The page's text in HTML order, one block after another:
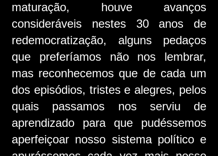
maturação, houve avanços
consideráveis nestes 30 anos de
redemocratização, alguns pedaços
que preferíamos não nos lembrar,
mas reconhecemos que de cada um
dos episódios, tristes e alegres, pelos
quais passamos nos serviu de
aprendizado para que pudéssemos
aperfeiçoar nosso sistema político e